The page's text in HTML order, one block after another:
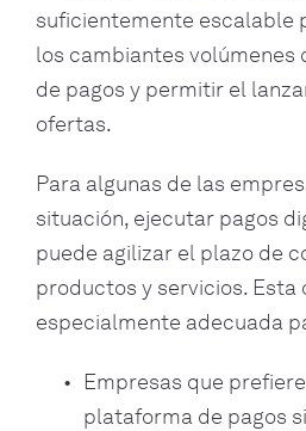
suficientemente escalable
los cambiantes volúmenes
de pagos y permitir el
ofertas.
Para algunas de las
situación, ejecutar pagos
puede agilizar el plazo de
productos y servicios. Esta
especialmente adecuada
Empresas que
plataforma de pagos